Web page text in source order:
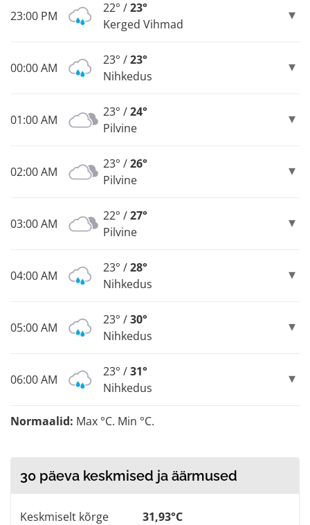
23:00 PM
22° /23°
Kerged Vihmad
00:00 AM
23° /23°
Nihkedus
01:00 AM
23° /24°
Pilvine
02:00 AM
23° /26°
Pilvine
03:00 AM
22° /27°
Pilvine
04:00 AM
23° /28°
Nihkedus
05:00 AM
23° /30°
Nihkedus
06:00 AM
23° /31°
Nihkedus
Normaalid: Max °C. Min °C.
30 päeva keskmised ja äärmused
Keskmiselt kõrge
31,93°C